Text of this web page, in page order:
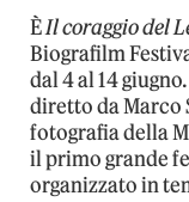
ÈIl coraggio del
Biografilm
dal 4 al 14
diretto da Marco
fotografia della
il primo grande
organizzato in